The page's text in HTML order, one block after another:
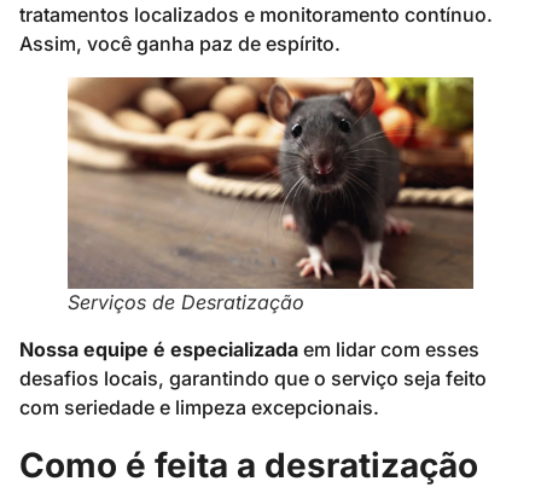
tratamentos localizados e monitoramento contínuo.
Assim, você ganha paz de espírito.
Serviços de Desratização
Nossa equipe é especializada em lidar com esses
desafios locais, garantindo que o serviço seja feito
com seriedade e limpeza excepcionais.
Como é feita a desratização